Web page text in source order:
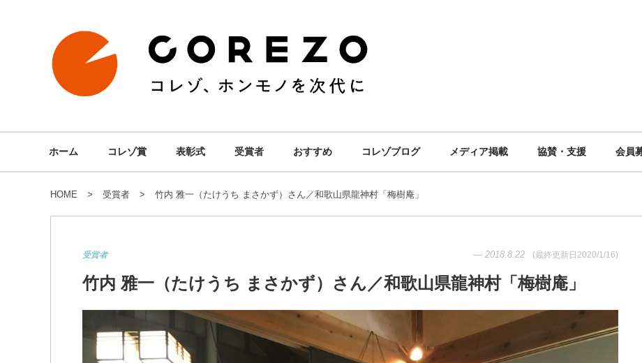
ホーム コレゾ賞 表彰式 受賞者 おすすめ コレゾブログ メディア掲載 協賛・支援 会員
HOME 受賞者 竹内 雅一（たけうち まさかず）さん／和歌山県龍神村「梅樹庵」
受賞者 — 2018.8.22 (最終更新日 2020/1/16)
竹内 雅一（たけうち まさかず）さん／和歌山県龍神村「梅樹庵」